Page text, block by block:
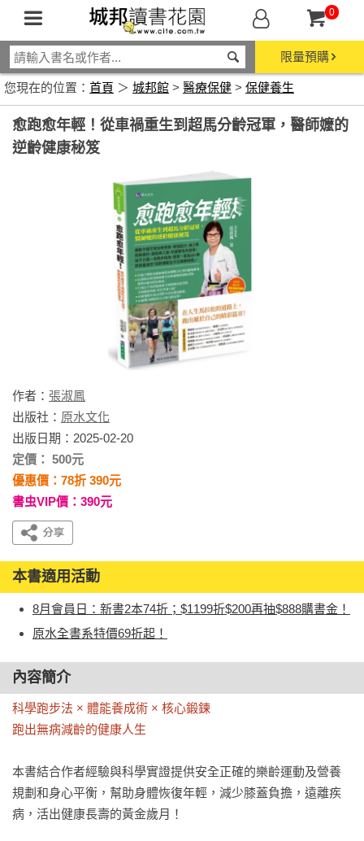
0
限量預購
您現在的位置： 首頁 ＞ 城邦館 > 醫療保健 > 保健養生
愈跑愈年輕！從車禍重生到超馬分齡冠軍，醫師嬤的
逆齡健康秘笈
作者： 張淑鳳
出版社： 原水文化
出版日期：2025-02-20
定價： 500元
優惠價：78折 390元
書虫VIP價：390元
本書適用活動
8月會員日：新書2本74折；$1199折$200再抽$888購書金！
原水全書系特價69折起！
內容簡介
科學跑步法 × 體能養成術 × 核心鍛鍊
跑出無病減齡的健康人生
本書結合作者經驗與科學實證提供安全正確的樂齡運動及營養
規劃和身心平衡，幫助身體恢復年輕，減少膝蓋負擔，遠離疾
病，活出健康長壽的黃金歲月！